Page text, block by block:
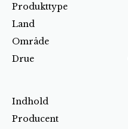
Produkttype
Land
Område
Drue
Indhold
Producent